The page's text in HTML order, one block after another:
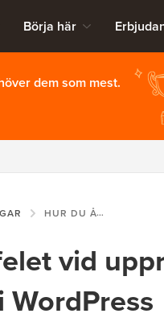
Börja här
dem som mest.
HUR DU ÅTGÄRDAR FELET VID UPPRÄTTANDE AV DATABANSLUTNING I WORDPRESS
vid